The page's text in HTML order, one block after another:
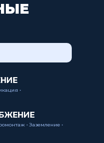
•
• Заземление •